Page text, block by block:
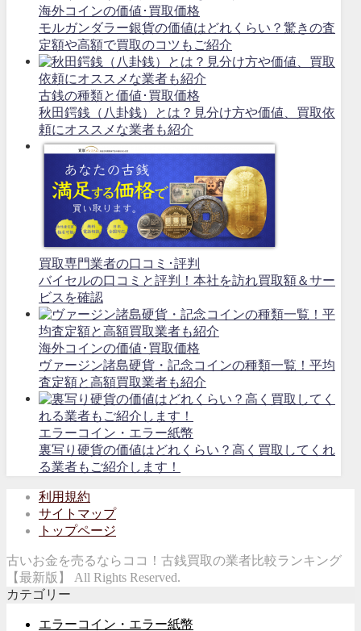
海外コインの価値･買取価格
モルガンダラー銀貨の価値はどれくらい？驚きの査
定額や高額で買取のコツもご紹介
古銭の種類と価値･買取価格
秋田鍔銭（八卦銭）とは？見分け方や価値、買取依
頼にオススメな業者も紹介
買取専門業者の口コミ･評判
バイセルの口コミと評判！本社を訪れ買取額＆サー
ビスを確認
海外コインの価値･買取価格
ヴァージン諸島硬貨・記念コインの種類一覧！平均
査定額と高額買取業者も紹介
エラーコイン・エラー紙幣
裏写り硬貨の価値はどれくらい？高く買取してくれ
る業者もご紹介します！
利用規約
サイトマップ
トップページ
古いお金を売るならココ！古銭買取の業者比較ランキング
【最新版】 All Rights Reserved.
カテゴリー
エラーコイン・エラー紙幣